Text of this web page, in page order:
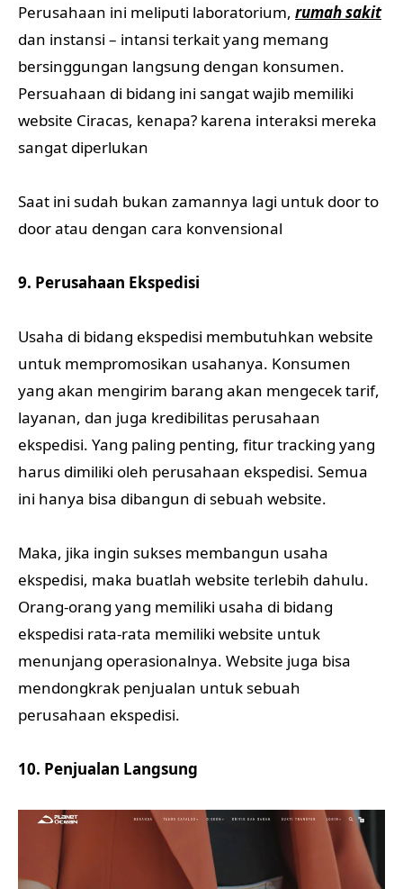
Perusahaan ini meliputi laboratorium, rumah sakit
dan instansi – intansi terkait yang memang
bersinggungan langsung dengan konsumen.
Persuahaan di bidang ini sangat wajib memiliki
website Ciracas, kenapa? karena interaksi mereka
sangat diperlukan
Saat ini sudah bukan zamannya lagi untuk door to
door atau dengan cara konvensional
9. Perusahaan Ekspedisi
Usaha di bidang ekspedisi membutuhkan website
untuk mempromosikan usahanya. Konsumen
yang akan mengirim barang akan mengecek tarif,
layanan, dan juga kredibilitas perusahaan
ekspedisi. Yang paling penting, fitur tracking yang
harus dimiliki oleh perusahaan ekspedisi. Semua
ini hanya bisa dibangun di sebuah website.
Maka, jika ingin sukses membangun usaha
ekspedisi, maka buatlah website terlebih dahulu.
Orang-orang yang memiliki usaha di bidang
ekspedisi rata-rata memiliki website untuk
menunjang operasionalnya. Website juga bisa
mendongkrak penjualan untuk sebuah
perusahaan ekspedisi.
10. Penjualan Langsung